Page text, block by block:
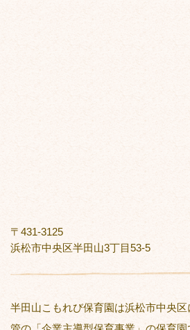
〒431-3125
浜松市中央区半田山3丁目53-5
半田山こもれび保育園は浜松市中央